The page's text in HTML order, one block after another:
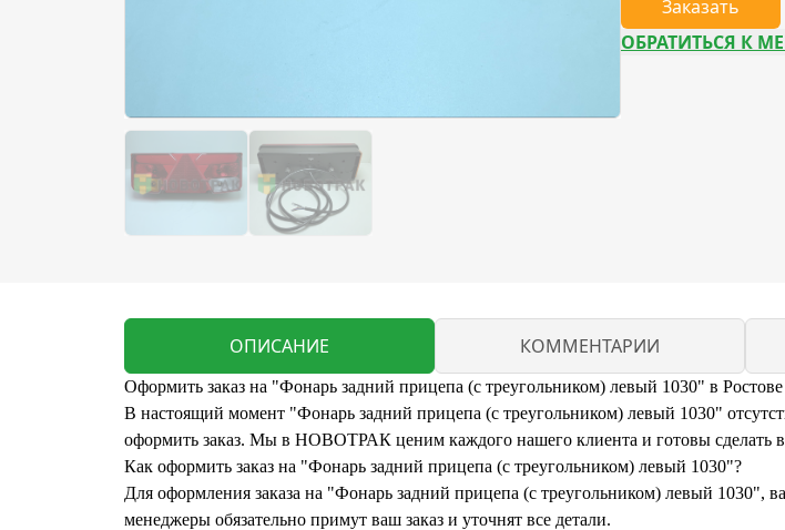
Заказать
ОБРАТИТЬСЯ К
ОПИСАНИЕ КОММЕНТАРИИ
Оформить заказ на "Фонарь задний прицепа (с треугольником) левый 1030" в
В настоящий момент "Фонарь задний прицепа (с треугольником) левый 1030"
оформить заказ. Мы в НОВОТРАК ценим каждого нашего клиента и готовы сделать
Как оформить заказ на "Фонарь задний прицепа (с треугольником) левый 1030"?
Для оформления заказа на "Фонарь задний прицепа (с треугольником) левый 1030",
менеджеры обязательно примут ваш заказ и уточнят все детали.